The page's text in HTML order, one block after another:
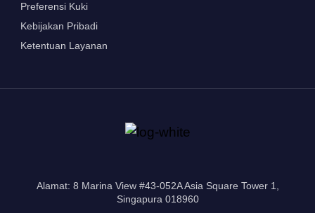
Preferensi Kuki
Kebijakan Pribadi
Ketentuan Layanan
Alamat: 8 Marina View #43-052A Asia Square Tower 1,
Singapura 018960